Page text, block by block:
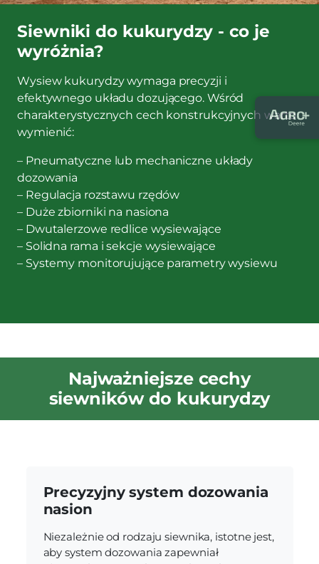
Siewniki do kukurydzy - co je
wyróżnia?
Wysiew kukurydzy wymaga precyzji i
efektywnego układu dozującego. Wśród
charakterystycznych cech konstrukcyjnych warto
wymienić:
– Pneumatyczne lub mechaniczne układy
dozowania
– Regulacja rozstawu rzędów
– Duże zbiorniki na nasiona
– Dwutalerzowe redlice wysiewające
– Solidna rama i sekcje wysiewające
– Systemy monitorujujące parametry wysiewu
Najważniejsze cechy
siewników do kukurydzy
Precyzyjny system dozowania
nasion
Niezależnie od rodzaju siewnika, istotne jest,
aby system dozowania zapewniał